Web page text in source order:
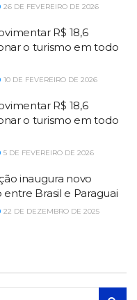
26 DE FEVEREIRO DE 2026
R$ 18,6
o turismo em todo
10 DE FEVEREIRO DE 2026
R$ 18,6
o turismo em todo
5 DE FEVEREIRO DE 2026
inaugura novo
Brasil e Paraguai
22 DE DEZEMBRO DE 2025